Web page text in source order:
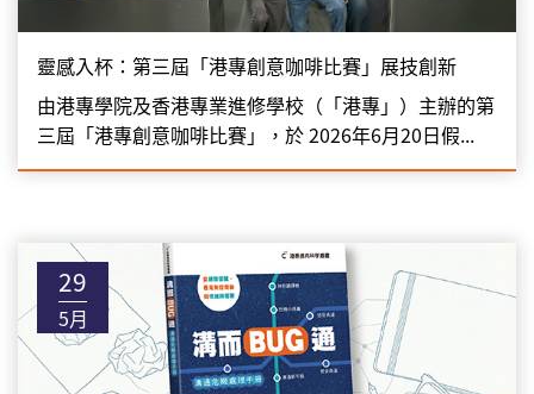
靈感入杯：第三屆「港專創意咖啡比賽」展技創新
由港專學院及香港專業進修學校（「港專」）主辦的第
三屆「港專創意咖啡比賽」，於 2026年6月20日假...
29
5月